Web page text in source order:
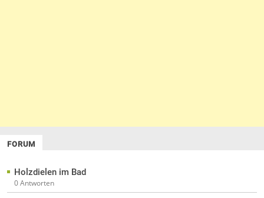
FORUM
Holzdielen im Bad
0 Antworten